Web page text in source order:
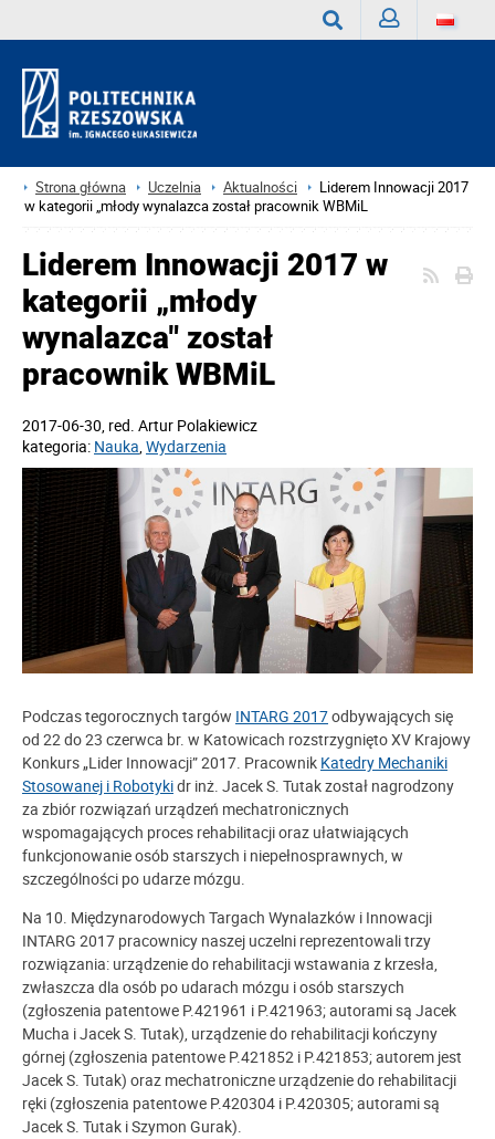
Strona główna Uczelnia Aktualności
Liderem Innowacji 2017
w kategorii „młody wynalazca został pracownik WBMiL
Liderem Innowacji 2017 w
kategorii „młody
wynalazca" został
pracownik WBMiL
2017-06-30, red. Artur Polakiewicz
kategoria: Nauka,Wydarzenia
Podczas tegorocznych targów INTARG 2017odbywających się
od 22 do 23 czerwca br. w Katowicach rozstrzygnięto XV Krajowy
Konkurs „Lider Innowacji” 2017. Pracownik Katedry Mechaniki
Stosowanej i Robotykidr inż. Jacek S. Tutak został nagrodzony
za zbiór rozwiązań urządzeń mechatronicznych
wspomagających proces rehabilitacji oraz ułatwiających
funkcjonowanie osób starszych i niepełnosprawnych, w
szczególności po udarze mózgu.
Na 10. Międzynarodowych Targach Wynalazków i Innowacji
INTARG 2017 pracownicy naszej uczelni reprezentowali trzy
rozwiązania: urządzenie do rehabilitacji wstawania z krzesła,
zwłaszcza dla osób po udarach mózgu i osób starszych
(zgłoszenia patentowe P.421961 i P.421963; autorami są Jacek
Mucha i Jacek S. Tutak), urządzenie do rehabilitacji kończyny
górnej (zgłoszenia patentowe P.421852 i P.421853; autorem jest
Jacek S. Tutak) oraz mechatroniczne urządzenie do rehabilitacji
ręki (zgłoszenia patentowe P.420304 i P.420305; autorami są
Jacek S. Tutak i Szymon Gurak).